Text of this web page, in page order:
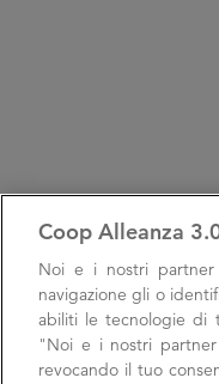
Coop Alleanza
Noi e i nostri
navigazione gli o
abiliti le tecnologie di
"Noi e i nostri
revocando il tuo